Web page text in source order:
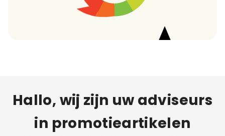
Hallo, wij zijn uw adviseurs
in promotieartikelen